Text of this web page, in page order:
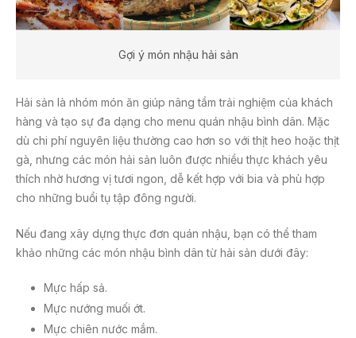
Gợi ý món nhậu hải sản
Hải sản là nhóm món ăn giúp nâng tầm trải nghiệm của khách
hàng và tạo sự đa dạng cho menu quán nhậu bình dân. Mặc
dù chi phí nguyên liệu thường cao hơn so với thịt heo hoặc thịt
gà, nhưng các món hải sản luôn được nhiều thực khách yêu
thích nhờ hương vị tươi ngon, dễ kết hợp với bia và phù hợp
cho những buổi tụ tập đông người.
Nếu đang xây dựng thực đơn quán nhậu, bạn có thể tham
khảo những các món nhậu bình dân từ hải sản dưới đây:
Mực hấp sả.
Mực nướng muối ớt.
Mực chiên nước mắm.